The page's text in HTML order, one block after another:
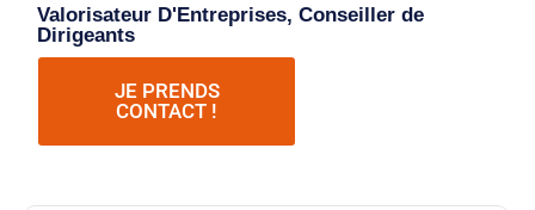
Valorisateur D'Entreprises, Conseiller de
Dirigeants
JE PRENDS
CONTACT !